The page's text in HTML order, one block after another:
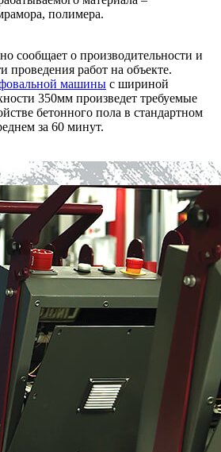
полимера.
сообщает о производительности и
проведения работ на объекте.
машины с шириной
350мм произведет требуемые
бетонного пола в стандартном
за 60 минут.